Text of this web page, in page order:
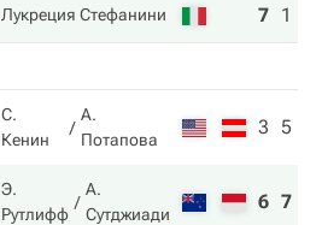
Лукреция Стефанини 7 1
С.
Кенин
А.
Потапова
3 5
Э.
Рутлифф
А.
Сутджиади
6 7